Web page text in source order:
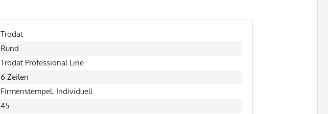
Trodat
Rund
Trodat Professional Line
6 Zeilen
Firmenstempel, Individuell
45